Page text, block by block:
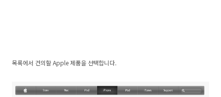
목록에서 건의할 Apple 제품을 선택합니다.